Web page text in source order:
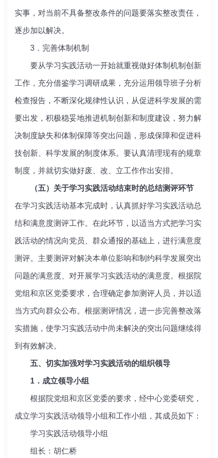
实事，对当前不具备整改条件的问题要落实整改责任，
逐步加以解决。
3．完善体制机制
要从学习实践活动一开始就重视做好体制机制创新
工作，充分借鉴学习调研成果，充分运用领导班子分析
检查报告，不断深化规律性认识，从促进科学发展的需
要出发，积极稳妥地推进机制创新和制度建设，努力解
决制度缺失和体制保障等突出问题，形成保障和促进科
技创新、科学发展的制度体系。要认真清理现有的规章
制度，并就切实做好废、改、立工作作出安排。
（五）关于学习实践活动结束时的总结测评环节
在学习实践活动基本完成时，认真抓好学习实践活动总
结和满意度测评工作。在此环节，以适当方式把学习实
践活动的情况向党员、群众通报的基础上，进行满意度
测评。主要测评对解决本单位影响和制约科学发展突出
问题的满意度、对开展学习实践活动的满意度。根据院
党组和京区党委要求，合理确定参加测评人员，并以适
当方式向群众公布。根据测评情况，进一步完善整改落
实措施，使学习实践活动中尚未解决的突出问题继续得
到有效解决。
五、切实加强对学习实践活动的组织领导
1．成立领导小组
根据院党组和京区党委的要求，经中心党委研究，
成立学习实践活动领导小组和工作小组，其成员如下：
学习实践活动领导小组
组长：胡仁桥